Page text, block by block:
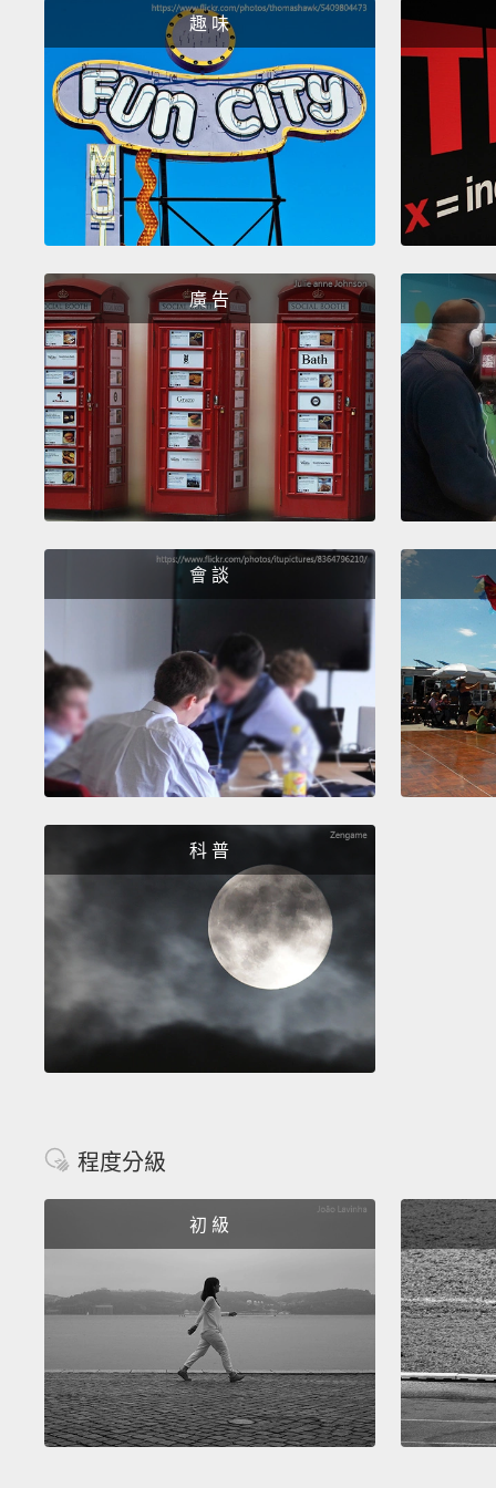
趣 味
廣 告
會 談
科 普
程度分級
初 級